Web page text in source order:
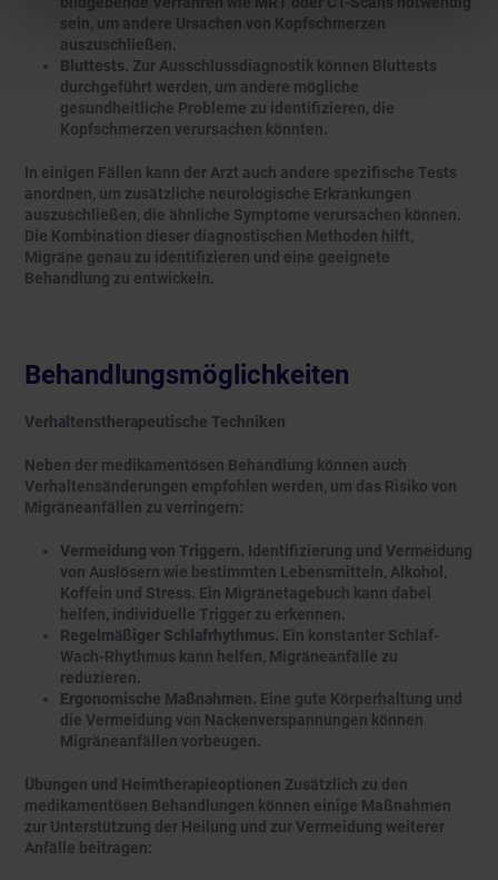
sein, um andere Ursachen von Kopfschmerzen
auszuschließen.
Bluttests. Zur Ausschlussdiagnostik können Bluttests
durchgeführt werden, um andere mögliche
gesundheitliche Probleme zu identifizieren, die
Kopfschmerzen verursachen könnten.
In einigen Fällen kann der Arzt auch andere spezifische Tests
anordnen, um zusätzliche neurologische Erkrankungen
auszuschließen, die ähnliche Symptome verursachen können.
Die Kombination dieser diagnostischen Methoden hilft,
Migräne genau zu identifizieren und eine geeignete
Behandlung zu entwickeln.
Behandlungsmöglichkeiten
Verhaltenstherapeutische Techniken
Neben der medikamentösen Behandlung können auch
Verhaltensänderungen empfohlen werden, um das Risiko von
Migräneanfällen zu verringern:
Vermeidung von Triggern. Identifizierung und Vermeidung
von Auslösern wie bestimmten Lebensmitteln, Alkohol,
Koffein und Stress. Ein Migränetagebuch kann dabei
helfen, individuelle Trigger zu erkennen.
Regelmäßiger Schlafrhythmus. Ein konstanter Schlaf-
Wach-Rhythmus kann helfen, Migräneanfälle zu
reduzieren.
Ergonomische Maßnahmen. Eine gute Körperhaltung und
die Vermeidung von Nackenverspannungen können
Migräneanfällen vorbeugen.
Übungen und Heimtherapieoptionen Zusätzlich zu den
medikamentösen Behandlungen können einige Maßnahmen
zur Unterstützung der Heilung und zur Vermeidung weiterer
Anfälle beitragen: